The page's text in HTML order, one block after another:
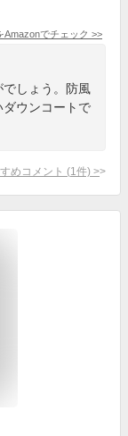
Amazonでチェック >>
しょう。防風
ウンコートで
めコメント (1 件) >